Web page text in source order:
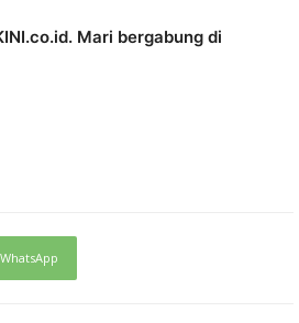
Mari bergabung di
WhatsApp